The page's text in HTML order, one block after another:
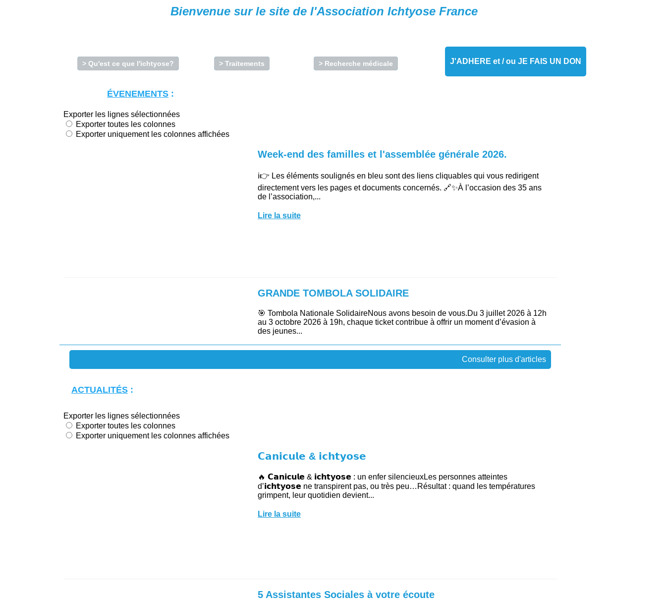
Bienvenue sur le site de l'Association Ichtyose France
> Qu'est ce que l'ichtyose? > Traitements > Recherche médicale J'ADHERE et / ou JE FAIS UN DON
ÉVENEMENTS :
ACTUALITÉS :